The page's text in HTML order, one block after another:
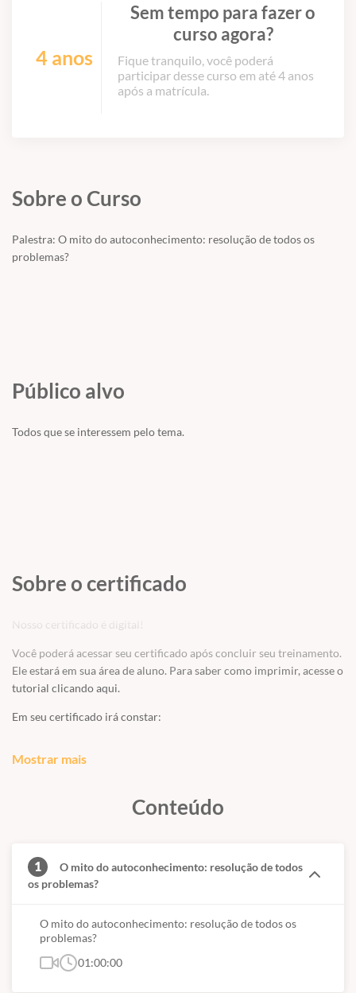
4 anos
Sem tempo para fazer o
curso agora?
Fique tranquilo, você poderá
participar desse curso em até 4 anos
após a matrícula.
Sobre o Curso
Palestra: O mito do autoconhecimento: resolução de todos os
problemas?
Público alvo
Todos que se interessem pelo tema.
Sobre o certificado
Nosso certificado é digital!
Você poderá acessar seu certificado após concluir seu treinamento.
Ele estará em sua área de aluno. Para saber como imprimir, acesse o
tutorial clicando aqui.
Em seu certificado irá constar:
conteúdo programático;
local de realização (cidade do aluno);
data da realização;
Mostrar mais
Conteúdo
1
O mito do autoconhecimento: resolução de todos
os problemas?
O mito do autoconhecimento: resolução de todos os
problemas?
01:00:00